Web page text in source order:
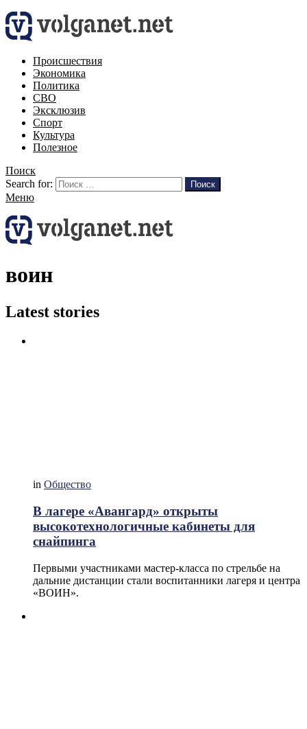
Происшествия
Экономика
Политика
СВО
Эксклюзив
Спорт
Культура
Полезное
Поиск
Search for:
Поиск
Меню
воин
Latest stories
in Общество
В лагере «Авангард» открыты
высокотехнологичные кабинеты для
снайпинга
Первыми участниками мастер-класса по стрельбе на
дальние дистанции стали воспитанники лагеря и центра
«ВОИН».